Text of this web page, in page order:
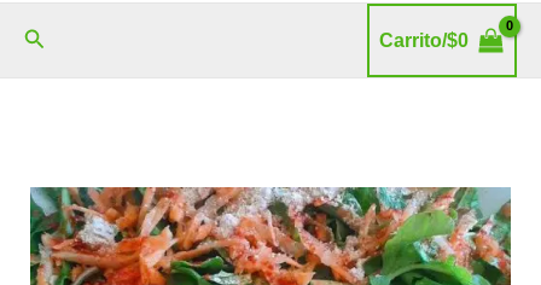
Buscar Carrito/$0